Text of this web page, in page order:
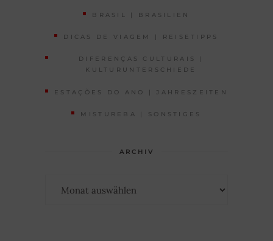
BRASIL | BRASILIEN
DICAS DE VIAGEM | REISETIPPS
DIFERENÇAS CULTURAIS |
KULTURUNTERSCHIEDE
ESTAÇÕES DO ANO | JAHRESZEITEN
MISTUREBA | SONSTIGES
ARCHIV